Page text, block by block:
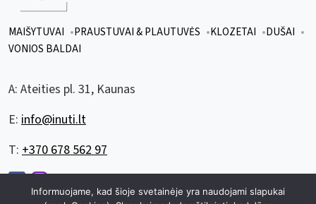
MAIŠYTUVAI PRAUSTUVAI & PLAUTUVĖS KLOZETAI
DUŠAI
VONIOS BALDAI
A: Ateities pl. 31, Kaunas
E: info@inuti.lt
T: +370 678 562 97
Informuojame, kad šioje svetainėje yra naudojami slapukai